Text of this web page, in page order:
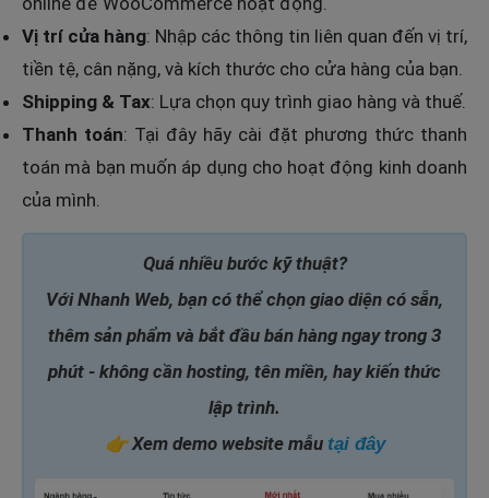
Vị trí cửa hàng: Nhập các thông tin liên quan đến vị trí,
tiền tệ, cân nặng, và kích thước cho cửa hàng của bạn.
Shipping & Tax: Lựa chọn quy trình giao hàng và thuế.
Thanh toán: Tại đây hãy cài đặt phương thức thanh
toán mà bạn muốn áp dụng cho hoạt động kinh doanh
của mình.
Quá nhiều bước kỹ thuật?
Với Nhanh Web, bạn có thể chọn giao diện có sẵn,
thêm sản phẩm và bắt đầu bán hàng ngay trong 3
phút - không cần hosting, tên miền, hay kiến thức
lập trình.
👉 Xem demo website mẫu tại đây